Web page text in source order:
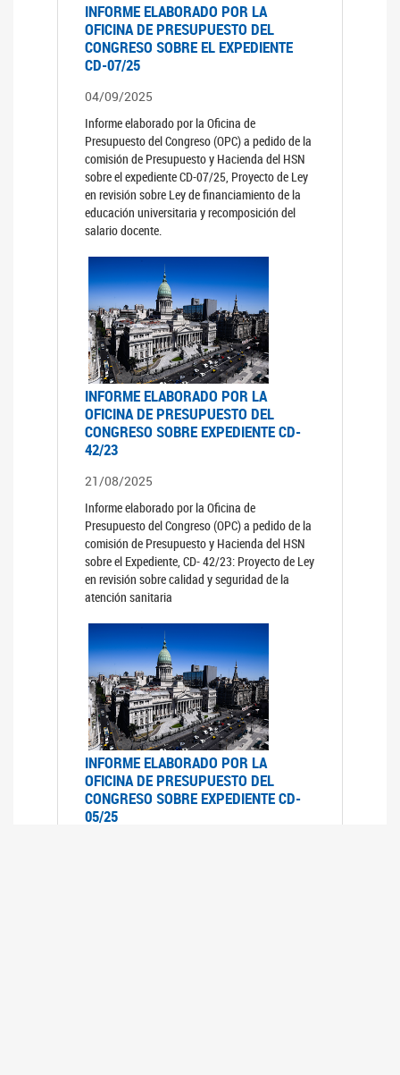
INFORME ELABORADO POR LA
OFICINA DE PRESUPUESTO DEL
CONGRESO SOBRE EL EXPEDIENTE
CD-07/25
04/09/2025
Informe elaborado por la Oficina de
Presupuesto del Congreso (OPC) a pedido de la
comisión de Presupuesto y Hacienda del HSN
sobre el expediente CD-07/25, Proyecto de Ley
en revisión sobre Ley de financiamiento de la
educación universitaria y recomposición del
salario docente.
INFORME ELABORADO POR LA
OFICINA DE PRESUPUESTO DEL
CONGRESO SOBRE EXPEDIENTE CD-
42/23
21/08/2025
Informe elaborado por la Oficina de
Presupuesto del Congreso (OPC) a pedido de la
comisión de Presupuesto y Hacienda del HSN
sobre el Expediente, CD- 42/23: Proyecto de Ley
en revisión sobre calidad y seguridad de la
atención sanitaria
INFORME ELABORADO POR LA
OFICINA DE PRESUPUESTO DEL
CONGRESO SOBRE EXPEDIENTE CD-
05/25